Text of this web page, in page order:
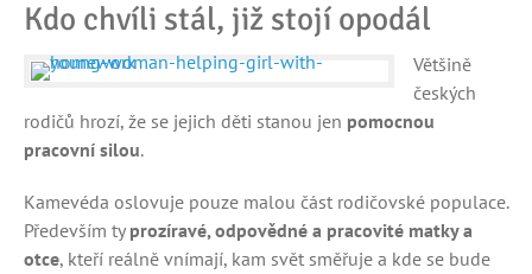
Kdo chvíli stál, již stojí opodál
Většině
českých
rodičů hrozí, že se jejich děti stanou jen pomocnou
pracovní silou.
Kamevéda oslovuje pouze malou část rodičovské populace.
Především ty prozíravé, odpovědné a pracovité matky a
otce, kteří reálně vnímají, kam svět směřuje a kde se bude